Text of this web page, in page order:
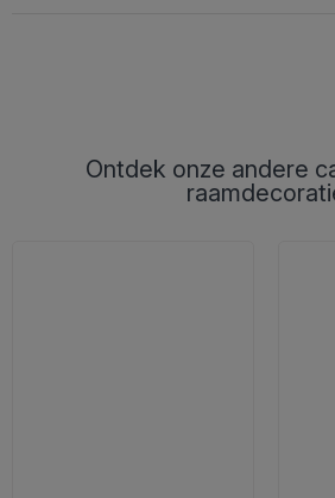
Ontdek onze andere